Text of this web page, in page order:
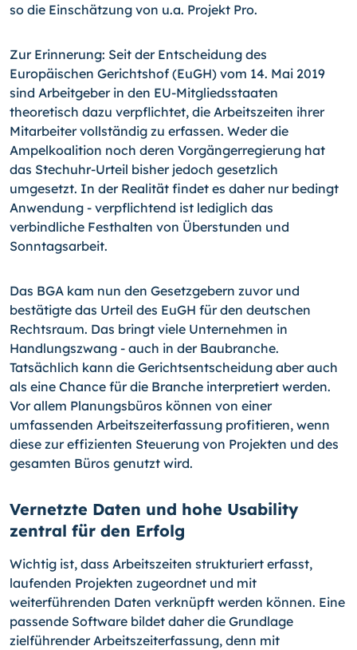
so die Einschätzung von u.a. Projekt Pro.
Zur Erinnerung: Seit der Entscheidung des
Europäischen Gerichtshof (EuGH) vom 14. Mai 2019
sind Arbeitgeber in den EU-Mitgliedsstaaten
theoretisch dazu verpflichtet, die Arbeitszeiten ihrer
Mitarbeiter vollständig zu erfassen. Weder die
Ampelkoalition noch deren Vorgängerregierung hat
das Stechuhr-Urteil bisher jedoch gesetzlich
umgesetzt. In der Realität findet es daher nur bedingt
Anwendung - verpflichtend ist lediglich das
verbindliche Festhalten von Überstunden und
Sonntagsarbeit.
Das BGA kam nun den Gesetzgebern zuvor und
bestätigte das Urteil des EuGH für den deutschen
Rechtsraum. Das bringt viele Unternehmen in
Handlungszwang - auch in der Baubranche.
Tatsächlich kann die Gerichtsentscheidung aber auch
als eine Chance für die Branche interpretiert werden.
Vor allem Planungsbüros können von einer
umfassenden Arbeitszeiterfassung profitieren, wenn
diese zur effizienten Steuerung von Projekten und des
gesamten Büros genutzt wird.
Vernetzte Daten und hohe Usability
zentral für den Erfolg
Wichtig ist, dass Arbeitszeiten strukturiert erfasst,
laufenden Projekten zugeordnet und mit
weiterführenden Daten verknüpft werden können. Eine
passende Software bildet daher die Grundlage
zielführender Arbeitszeiterfassung, denn mit